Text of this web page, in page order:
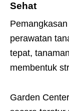
Sehat
perawatan
tepat,
membentuk
Garden